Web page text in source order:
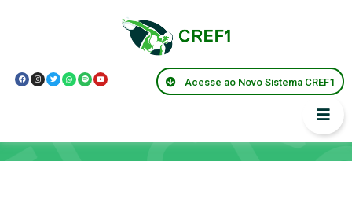
Acesse ao Novo Sistema CREF1